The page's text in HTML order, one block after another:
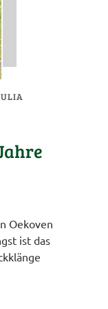
Oekoven
ist das